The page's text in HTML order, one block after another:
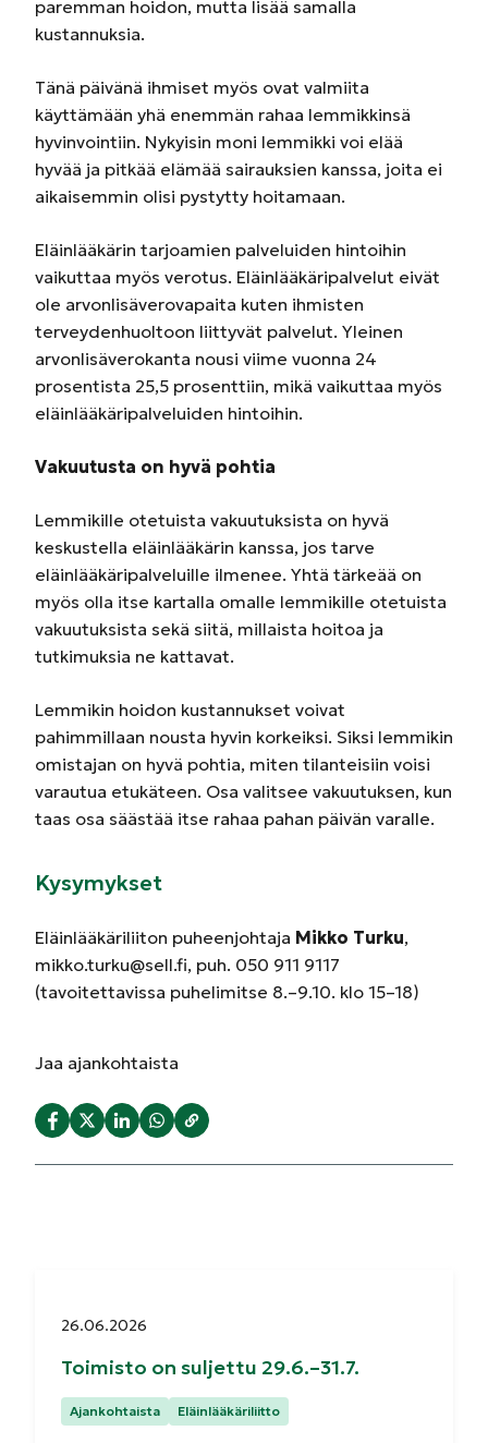
paremman hoidon, mutta lisää samalla
kustannuksia.
Tänä päivänä ihmiset myös ovat valmiita
käyttämään yhä enemmän rahaa lemmikkinsä
hyvinvointiin. Nykyisin moni lemmikki voi elää
hyvää ja pitkää elämää sairauksien kanssa, joita ei
aikaisemmin olisi pystytty hoitamaan.
Eläinlääkärin tarjoamien palveluiden hintoihin
vaikuttaa myös verotus. Eläinlääkäripalvelut eivät
ole arvonlisäverovapaita kuten ihmisten
terveydenhuoltoon liittyvät palvelut. Yleinen
arvonlisäverokanta nousi viime vuonna 24
prosentista 25,5 prosenttiin, mikä vaikuttaa myös
eläinlääkäripalveluiden hintoihin.
Vakuutusta on hyvä pohtia
Lemmikille otetuista vakuutuksista on hyvä
keskustella eläinlääkärin kanssa, jos tarve
eläinlääkäripalveluille ilmenee. Yhtä tärkeää on
myös olla itse kartalla omalle lemmikille otetuista
vakuutuksista sekä siitä, millaista hoitoa ja
tutkimuksia ne kattavat.
Lemmikin hoidon kustannukset voivat
pahimmillaan nousta hyvin korkeiksi. Siksi lemmikin
omistajan on hyvä pohtia, miten tilanteisiin voisi
varautua etukäteen. Osa valitsee vakuutuksen, kun
taas osa säästää itse rahaa pahan päivän varalle.
Kysymykset
Eläinlääkäriliiton puheenjohtaja Mikko Turku,
mikko.turku@sell.fi, puh. 050 911 9117
(tavoitettavissa puhelimitse 8.–9.10. klo 15–18)
Jaa ajankohtaista
Julkaistu:
26.06.2026
Toimisto on suljettu 29.6.–31.7.
Kategoriat:
Ajankohtaista Eläinlääkäriliitto